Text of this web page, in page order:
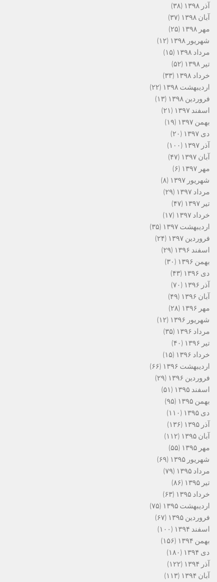
آذر ۱۳۹۸
(۳۸)
آبان ۱۳۹۸
(۳۷)
مهر ۱۳۹۸
(۲۵)
شهریور ۱۳۹۸
(۱۲)
مرداد ۱۳۹۸
(۱۵)
تیر ۱۳۹۸
(۵۲)
خرداد ۱۳۹۸
(۳۳)
اردیبهشت ۱۳۹۸
(۲۲)
فروردین ۱۳۹۸
(۱۳)
اسفند ۱۳۹۷
(۲۱)
بهمن ۱۳۹۷
(۱۹)
دی ۱۳۹۷
(۲۰)
آذر ۱۳۹۷
(۱۰۰)
آبان ۱۳۹۷
(۴۷)
مهر ۱۳۹۷
(۶)
شهریور ۱۳۹۷
(۸)
مرداد ۱۳۹۷
(۲۹)
تیر ۱۳۹۷
(۴۷)
خرداد ۱۳۹۷
(۱۷)
اردیبهشت ۱۳۹۷
(۳۵)
فروردین ۱۳۹۷
(۲۴)
اسفند ۱۳۹۶
(۲۹)
بهمن ۱۳۹۶
(۳۰)
دی ۱۳۹۶
(۴۳)
آذر ۱۳۹۶
(۷۰)
آبان ۱۳۹۶
(۴۹)
مهر ۱۳۹۶
(۲۸)
شهریور ۱۳۹۶
(۱۲)
مرداد ۱۳۹۶
(۳۵)
تیر ۱۳۹۶
(۴۰)
خرداد ۱۳۹۶
(۱۵)
اردیبهشت ۱۳۹۶
(۶۶)
فروردین ۱۳۹۶
(۲۹)
اسفند ۱۳۹۵
(۵۱)
بهمن ۱۳۹۵
(۹۵)
دی ۱۳۹۵
(۱۱۰)
آذر ۱۳۹۵
(۱۳۶)
آبان ۱۳۹۵
(۱۱۲)
مهر ۱۳۹۵
(۵۵)
شهریور ۱۳۹۵
(۶۹)
مرداد ۱۳۹۵
(۷۹)
تیر ۱۳۹۵
(۸۶)
خرداد ۱۳۹۵
(۶۳)
اردیبهشت ۱۳۹۵
(۷۵)
فروردین ۱۳۹۵
(۶۷)
اسفند ۱۳۹۴
(۱۰۰)
بهمن ۱۳۹۴
(۱۵۶)
دی ۱۳۹۴
(۱۸۰)
آذر ۱۳۹۴
(۱۲۲)
آبان ۱۳۹۴
(۱۱۳)